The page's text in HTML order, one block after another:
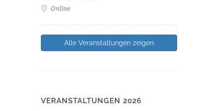
Online
Alle Veranstaltungen zeigen
VERANSTALTUNGEN 2026